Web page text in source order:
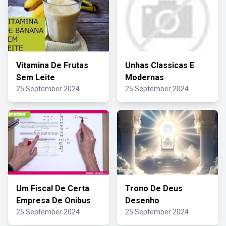
Vitamina De Frutas
Sem Leite
25 September 2024
Unhas Classicas E
Modernas
25 September 2024
Um Fiscal De Certa
Empresa De Onibus
25 September 2024
Trono De Deus
Desenho
25 September 2024